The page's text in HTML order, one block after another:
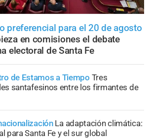
preferencial para el 20 de agosto
en comisiones el debate
electoral de Santa Fe
de Estamos a Tiempo Tres
santafesinos entre los firmantes de
La adaptación climática:
para Santa Fe y el sur global